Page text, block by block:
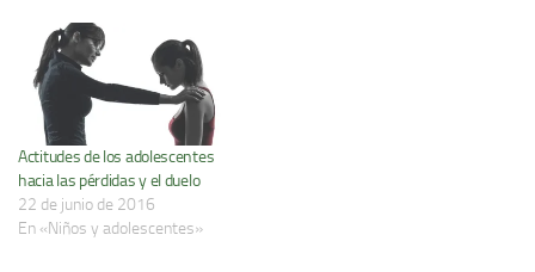
Actitudes de los adolescentes
hacia las pérdidas y el duelo
22 de junio de 2016
En «Niños y adolescentes»